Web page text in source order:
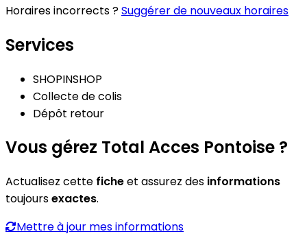
Horaires incorrects ?Suggérer de nouveaux horaires
Services
SHOPINSHOP
Collecte de colis
Dépôt retour
Vous gérez Total Acces Pontoise ?
Actualisez cette ficheet assurez des informations
toujoursexactes.
Mettre à jour mes informations